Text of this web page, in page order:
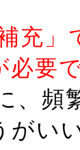
補充
必要
繁
がい